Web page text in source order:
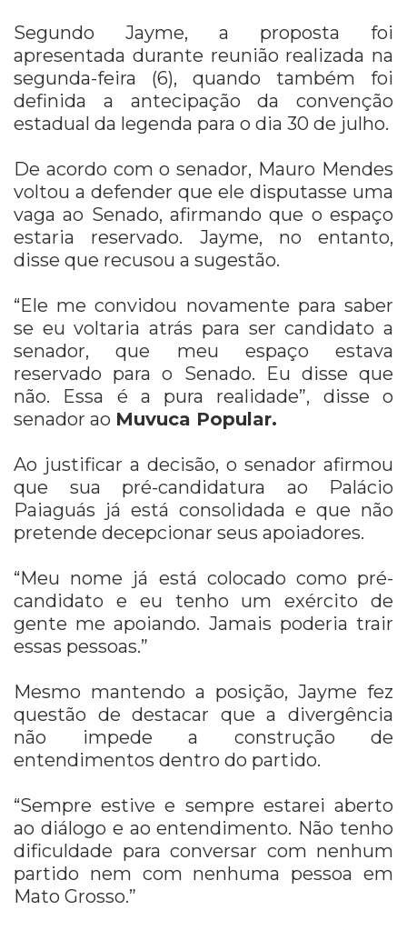
Segundo Jayme, a proposta foi
apresentada durante reunião realizada na
segunda-feira (6), quando também foi
definida a antecipação da convenção
estadual da legenda para o dia 30 de julho.
De acordo com o senador, Mauro Mendes
voltou a defender que ele disputasse uma
vaga ao Senado, afirmando que o espaço
estaria reservado. Jayme, no entanto,
disse que recusou a sugestão.
“Ele me convidou novamente para saber
se eu voltaria atrás para ser candidato a
senador, que meu espaço estava
reservado para o Senado. Eu disse que
não. Essa é a pura realidade”, disse o
senador ao Muvuca Popular.
Ao justificar a decisão, o senador afirmou
que sua pré-candidatura ao Palácio
Paiaguás já está consolidada e que não
pretende decepcionar seus apoiadores.
“Meu nome já está colocado como pré-
candidato e eu tenho um exército de
gente me apoiando. Jamais poderia trair
essas pessoas.”
Mesmo mantendo a posição, Jayme fez
questão de destacar que a divergência
não impede a construção de
entendimentos dentro do partido.
“Sempre estive e sempre estarei aberto
ao diálogo e ao entendimento. Não tenho
dificuldade para conversar com nenhum
partido nem com nenhuma pessoa em
Mato Grosso.”